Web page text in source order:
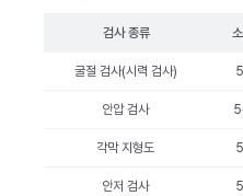
검사 종류
굴절 검사(시력 검사)
안압 검사 5
각막 지형도
안저 검사